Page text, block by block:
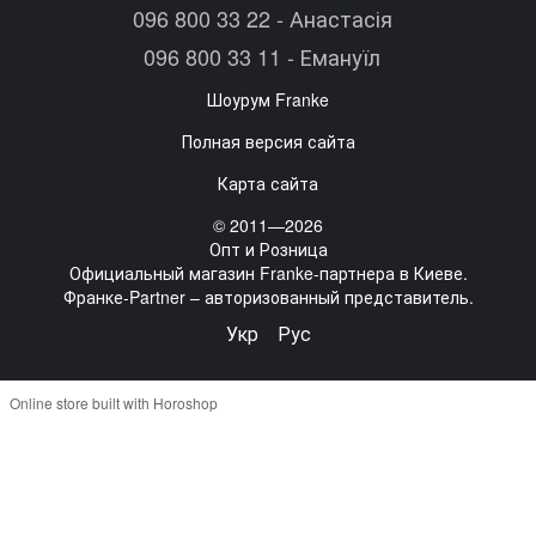
096 800 33 22 - Анастасія
096 800 33 11 - Емануїл
Шоурум Franke
Полная версия сайта
Карта сайта
© 2011—2026
Опт и Розница
Официальный магазин Franke-партнера в Киеве.
Франке-Partner – авторизованный представитель.
Укр Рус
Online store built with Horoshop